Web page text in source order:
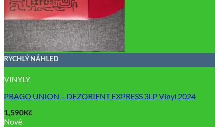
RYCHLÝ NÁHLED
VINYLY
PRAGO UNION – DEZORIENT EXPRESS 3LP Vinyl 2024
1,590Kč
Nové